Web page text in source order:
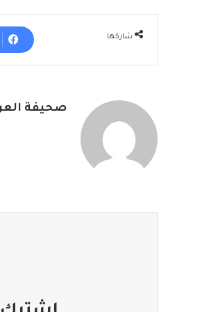
شاركها
صحيفة